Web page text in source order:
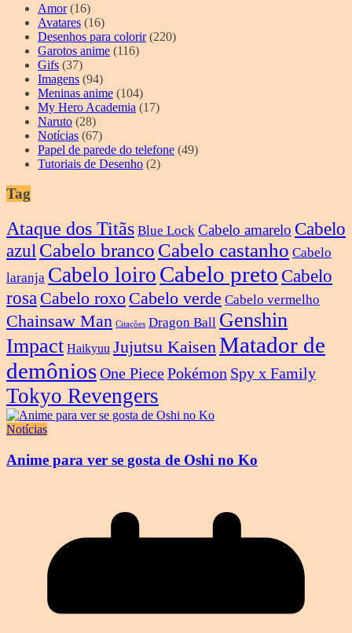
Amor(16)
Avatares (16)
Desenhos para colorir(220)
Garotos anime (116)
Gifs (37)
Imagens (94)
Meninas anime (104)
My Hero Academia (17)
Naruto (28)
Notícias (67)
Papel de parede do telefone (49)
Tutoriais de Desenho (2)
Tag
Ataque dos Titãs Blue Lock Cabelo amarelo Cabelo
azul Cabelo branco Cabelo castanho Cabelo
laranja Cabelo loiro Cabelo preto Cabelo
rosa Cabelo roxo Cabelo verde Cabelo vermelho
Chainsaw Man Citações Dragon Ball Genshin
Impact Haikyuu Jujutsu KaisenMatador de
demôniosOne PiecePokémon Spy x Family
Tokyo Revengers
Notícias
Anime para ver se gosta de Oshi no Ko